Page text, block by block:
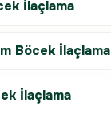
İlaçlama
Böcek İlaçlama
İlaçlama